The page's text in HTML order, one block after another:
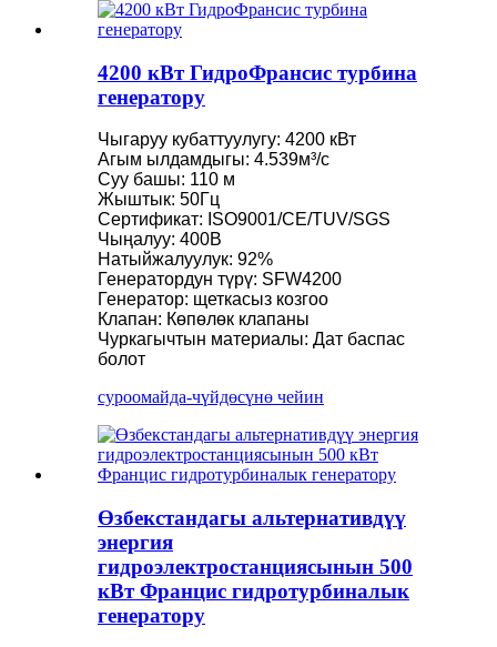
4200 кВт ГидроФрансис турбина
генератору
Чыгаруу кубаттуулугу: 4200 кВт
Агым ылдамдыгы: 4.539м³/с
Суу башы: 110 м
Жыштык: 50Гц
Сертификат: ISO9001/CE/TUV/SGS
Чыңалуу: 400В
Натыйжалуулук: 92%
Генератордун түрү: SFW4200
Генератор: щеткасыз козгоо
Клапан: Көпөлөк клапаны
Чуркагычтын материалы: Дат баспас
болот
суроомайда-чүйдөсүнө чейин
Өзбекстандагы альтернативдүү
энергия
гидроэлектростанциясынын 500
кВт Францис гидротурбиналык
генератору